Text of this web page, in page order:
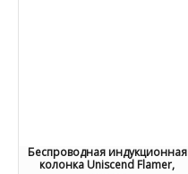
Беспроводная индукционная
колонка Uniscend Flamer,